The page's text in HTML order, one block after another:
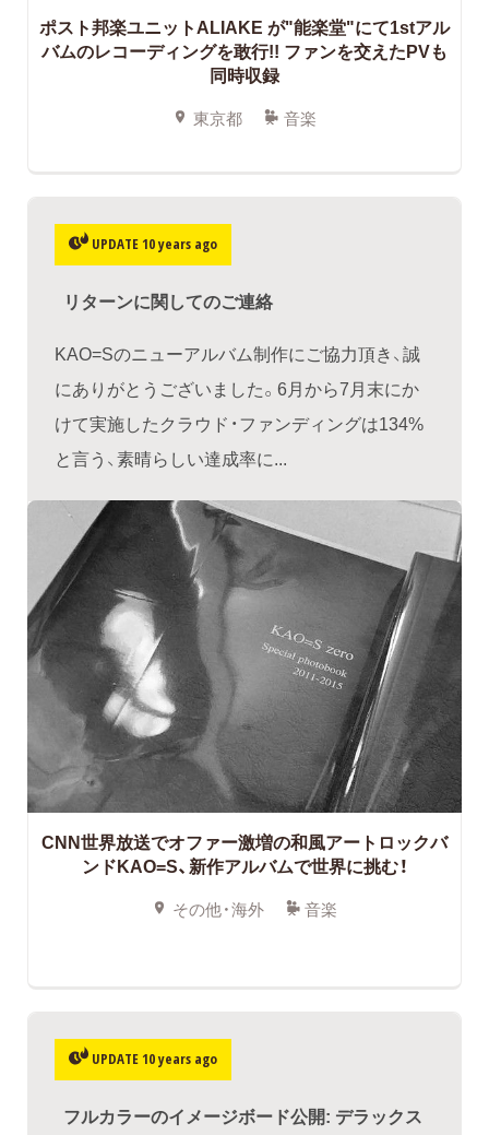
ポスト邦楽ユニットALIAKE が"能楽堂"にて1stアル
バムのレコーディングを敢行!! ファンを交えたPVも
同時収録
東京都 音楽
UPDATE 10 years ago
リターンに関してのご連絡
KAO=Sのニューアルバム制作にご協力頂き、誠
にありがとうございました。6月から7月末にか
けて実施したクラウド・ファンディングは134%
と言う、素晴らしい達成率に...
CNN世界放送でオファー激増の和風アートロックバ
ンドKAO=S、新作アルバムで世界に挑む！
その他・海外 音楽
UPDATE 10 years ago
フルカラーのイメージボード公開: デラックス